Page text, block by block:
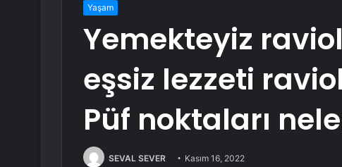
Yaşam
Yemekteyiz
eşsiz lezzeti
Püf noktaları
SEVAL SEVER Kasım 16, 2022